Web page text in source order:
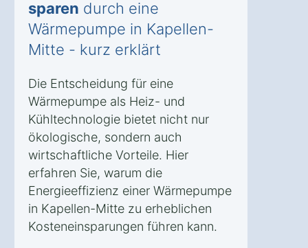
sparen durch eine
Wärmepumpe in Kapellen-
Mitte - kurz erklärt
Die Entscheidung für eine
Wärmepumpe als Heiz- und
Kühltechnologie bietet nicht nur
ökologische, sondern auch
wirtschaftliche Vorteile. Hier
erfahren Sie, warum die
Energieeffizienz einer Wärmepumpe
in Kapellen-Mitte zu erheblichen
Kosteneinsparungen führen kann.